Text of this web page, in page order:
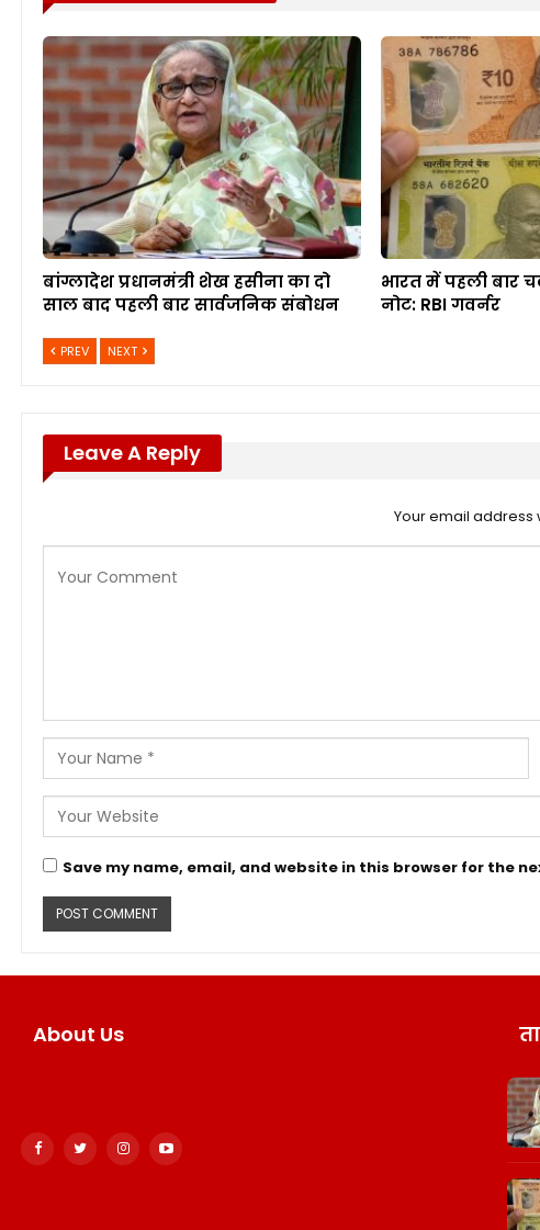
बांग्लादेश प्रधानमंत्री शेख हसीना का दो
साल बाद पहली बार सार्वजनिक संबोधन
भारत में पहली बार
नोट: RBI गवर्नर
PREV NEXT
Leave A Reply
Your email address
Save my name, email, and website in this browser for the
About Us